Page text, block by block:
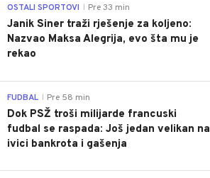
OSTALI SPORTOVI Pre 33 min
Janik Siner traži rješenje za koljeno:
Nazvao Maksa Alegrija, evo šta mu je
rekao
FUDBAL Pre 58 min
Dok PSŽ troši milijarde francuski
fudbal se raspada: Još jedan velikan na
ivici bankrota i gašenja